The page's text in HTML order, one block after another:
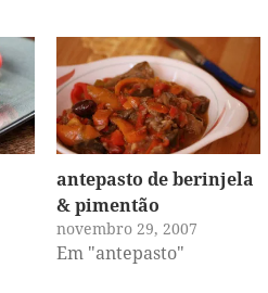
antepasto de berinjela
& pimentão
novembro 29, 2007
Em "antepasto"